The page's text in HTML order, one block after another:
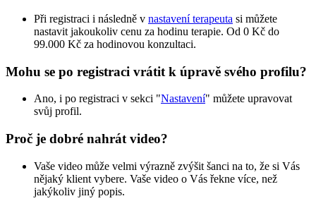
Při registraci i následně v nastavení terapeuta si můžete
nastavit jakoukoliv cenu za hodinu terapie. Od 0 Kč do
99.000 Kč za hodinovou konzultaci.
Mohu se po registraci vrátit k úpravě svého profilu?
Ano, i po registraci v sekci "Nastavení" můžete upravovat
svůj profil.
Proč je dobré nahrát video?
Vaše video může velmi výrazně zvýšit šanci na to, že si Vás
nějaký klient vybere. Vaše video o Vás řekne více, než
jakýkoliv jiný popis.